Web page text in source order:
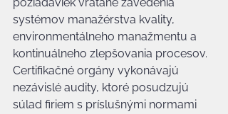
systémov manažérstva kvality,
environmentálneho manažmentu a
kontinuálneho zlepšovania procesov.
Certifikačné orgány vykonávajú
nezávislé audity, ktoré posudzujú
súlad firiem s príslušnými normami